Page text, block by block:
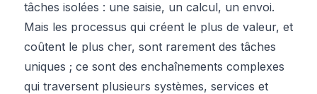
tâches isolées : une saisie, un calcul, un envoi.
Mais les processus qui créent le plus de valeur, et
coûtent le plus cher, sont rarement des tâches
uniques ; ce sont des enchaînements complexes
qui traversent plusieurs systèmes, services et